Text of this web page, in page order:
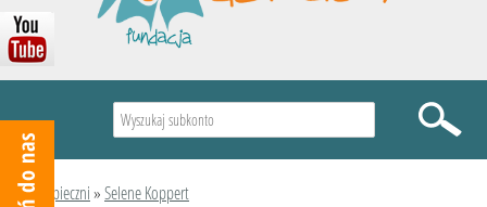
Podopieczni»Selene Koppert